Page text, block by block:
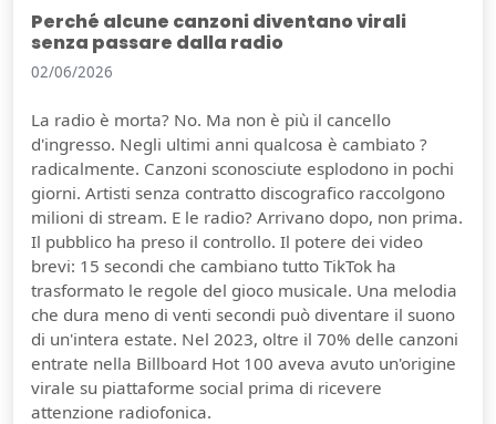
Perché alcune canzoni diventano virali
senza passare dalla radio
02/06/2026
La radio è morta? No. Ma non è più il cancello
d'ingresso. Negli ultimi anni qualcosa è cambiato ?
radicalmente. Canzoni sconosciute esplodono in pochi
giorni. Artisti senza contratto discografico raccolgono
milioni di stream. E le radio? Arrivano dopo, non prima.
Il pubblico ha preso il controllo. Il potere dei video
brevi: 15 secondi che cambiano tutto TikTok ha
trasformato le regole del gioco musicale. Una melodia
che dura meno di venti secondi può diventare il suono
di un'intera estate. Nel 2023, oltre il 70% delle canzoni
entrate nella Billboard Hot 100 aveva avuto un'origine
virale su piattaforme social prima di ricevere
attenzione radiofonica.